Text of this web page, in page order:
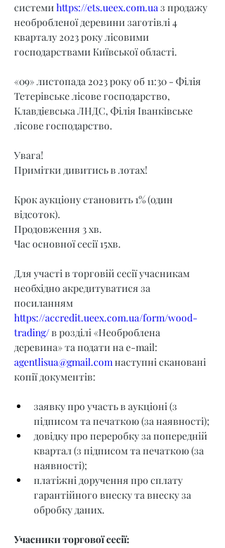
системи https://ets.ueex.com.ua з продажу
необробленої деревини заготівлі 4
кварталу 2023 року лісовими
господарствами Київської області.
«09» листопада 2023 року об 11:30 - Філія
Тетерівське лісове господарство,
Клавдієвська ЛНДС, Філія Іванківське
лісове господарство.
Увага!
Примітки дивитись в лотах!
Крок аукціону становить 1% (один
відсоток).
Продовження 3 хв.
Час основної сесії 15хв.
Для участі в торговій сесії учасникам
необхідно акредитуватися за
посиланням
https://accredit.ueex.com.ua/form/wood-
trading/ в розділі «Необроблена
деревина» та подати на e-mail:
agentlisua@gmail.com наступні скановані
копії документів:
заявку про участь в аукціоні (з
підписом та печаткою (за наявності);
довідку про переробку за попередній
квартал (з підписом та печаткою (за
наявності);
платіжні доручення про сплату
гарантійного внеску та внеску за
обробку даних.
Учасники торгової сесії: